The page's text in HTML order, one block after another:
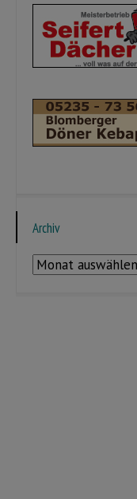
Archiv
Archiv